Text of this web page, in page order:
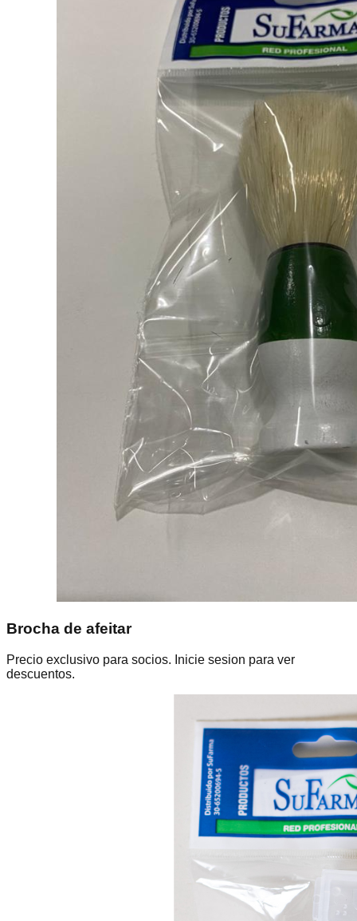
Brocha de afeitar
Precio exclusivo para socios. Inicie sesion para ver
descuentos.